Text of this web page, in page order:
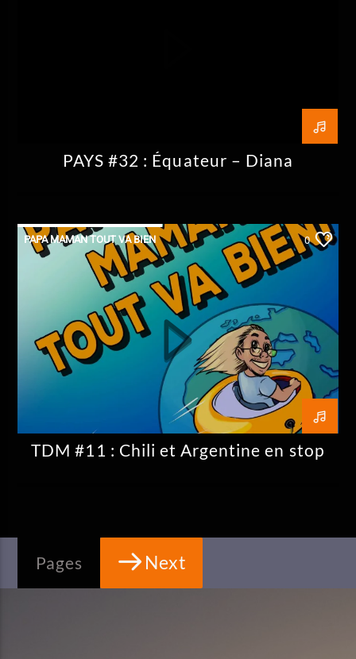
PAYS #32 : Équateur – Diana
PAPA MAMAN TOUT VA BIEN 0
TDM #11 : Chili et Argentine en stop
Pages Next